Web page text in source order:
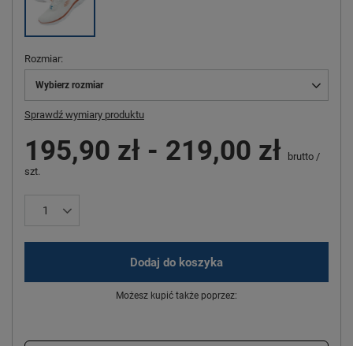
Rozmiar
Wybierz rozmiar
Sprawdź wymiary produktu
195,90 zł - 219,00 zł brutto /
szt.
Dodaj do koszyka
Możesz kupić także poprzez: